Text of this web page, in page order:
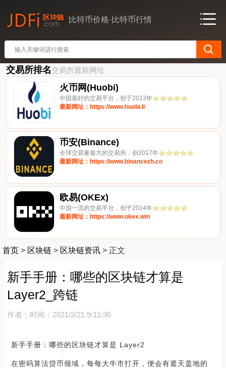
比特币价格·比特币行情
交易所排名交易所最新网址
火币网(Huobi)
中国最好的交易平台，创于2013年
最新网址：https://www.huobi.li
币安(Binance)
全球交易量最大的交易所，创2017年
最新网址：https://www.binancezh.co
欧易(OKEx)
中国一流的交易平台，创于2014年
最新网址：https://www.okex.win
首页 > 区块链 > 区块链资讯 > 正文
新手手册：哪些的区块链才算是
Layer2_跨链
作者： 时间：2021/3/21 9:11:36
新手手册：哪些的区块链才算是 Layer2
在密码算法贷币领域，每每大牛市打开，便会有遮天盖地的